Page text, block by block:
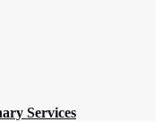
Services